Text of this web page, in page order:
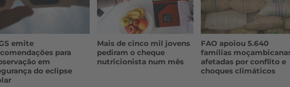
emite
para
em
do eclipse
Mais de cinco mil jovens
pediram o cheque
nutricionista num mês
FAO apoiou 5.640
famílias
afetadas por conflito e
choques climáticos